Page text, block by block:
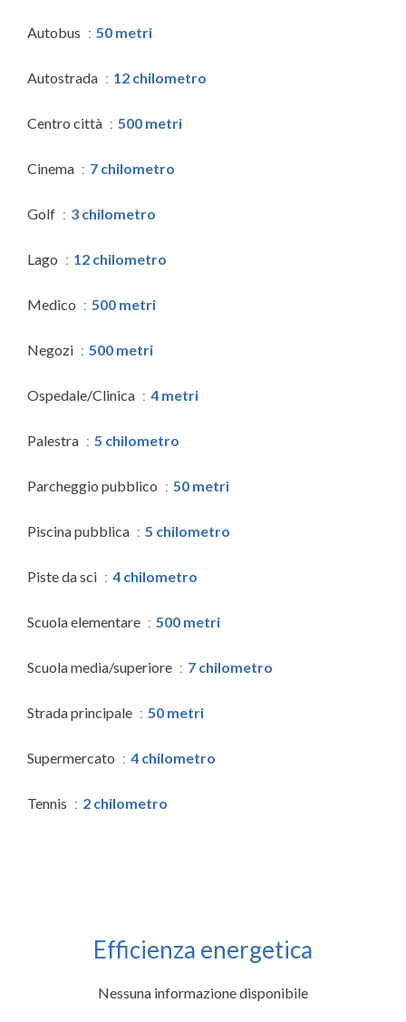
Autobus 50 metri
Autostrada 12 chilometro
Centro città 500 metri
Cinema 7 chilometro
Golf 3 chilometro
Lago 12 chilometro
Medico 500 metri
Negozi 500 metri
Ospedale/Clinica 4 metri
Palestra 5 chilometro
Parcheggio pubblico 50 metri
Piscina pubblica 5 chilometro
Piste da sci 4 chilometro
Scuola elementare 500 metri
Scuola media/superiore 7 chilometro
Strada principale 50 metri
Supermercato 4 chilometro
Tennis 2 chilometro
Efficienza energetica
Nessuna informazione disponibile